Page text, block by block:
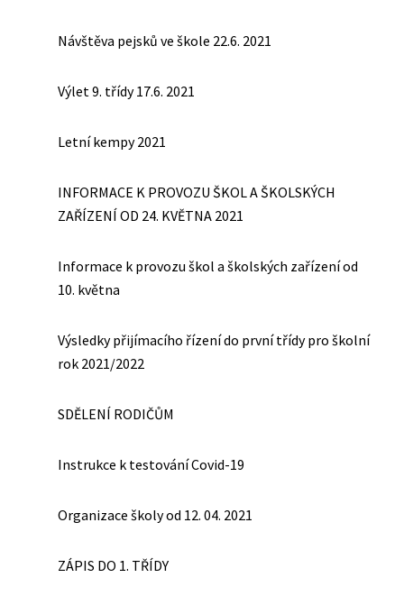
Návštěva pejsků ve škole 22.6. 2021
Výlet 9. třídy 17.6. 2021
Letní kempy 2021
INFORMACE K PROVOZU ŠKOL A ŠKOLSKÝCH
ZAŘÍZENÍ OD 24. KVĚTNA 2021
Informace k provozu škol a školských zařízení od
10. května
Výsledky přijímacího řízení do první třídy pro školní
rok 2021/2022
SDĚLENÍ RODIČŮM
Instrukce k testování Covid-19
Organizace školy od 12. 04. 2021
ZÁPIS DO 1. TŘÍDY